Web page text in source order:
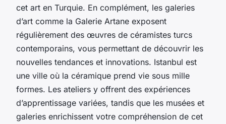
cet art en Turquie. En complément, les galeries
d’art comme la Galerie Artane exposent
régulièrement des œuvres de céramistes turcs
contemporains, vous permettant de découvrir les
nouvelles tendances et innovations. Istanbul est
une ville où la céramique prend vie sous mille
formes. Les ateliers y offrent des expériences
d’apprentissage variées, tandis que les musées et
galeries enrichissent votre compréhension de cet